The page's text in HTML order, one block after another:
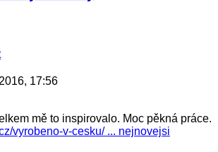
17:56
mě to inspirovalo. Moc pěkná práce.
vyrobeno-v-cesku/ ... nejnovejsi